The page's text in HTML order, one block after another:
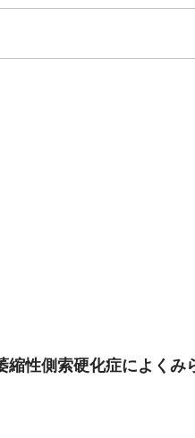
性側索硬化症によくみ